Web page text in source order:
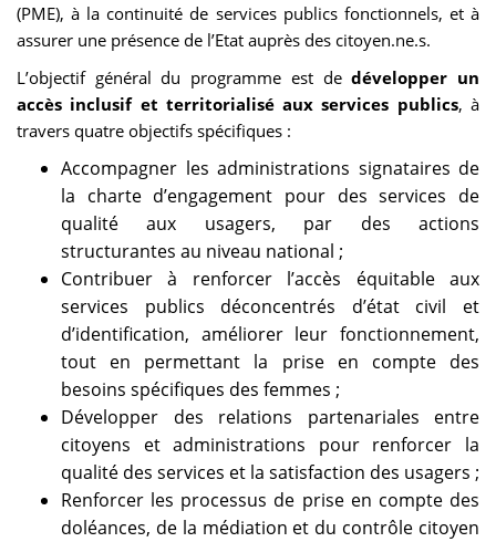
(PME), à la continuité de services publics fonctionnels, et à
assurer une présence de l’Etat auprès des citoyen.ne.s.
L’objectif général du programme est dedévelopper un
accès inclusif et territorialisé aux services publics, à
travers quatre objectifs spécifiques :
Accompagner les administrations signataires de
la charte d’engagement pour des services de
qualité aux usagers, par des actions
structurantes au niveau national ;
Contribuer à renforcer l’accès équitable aux
services publics déconcentrés d’état civil et
d’identification, améliorer leur fonctionnement,
tout en permettant la prise en compte des
besoins spécifiques des femmes ;
Développer des relations partenariales entre
citoyens et administrations pour renforcer la
qualité des services et la satisfaction des usagers ;
Renforcer les processus de prise en compte des
doléances, de la médiation et du contrôle citoyen